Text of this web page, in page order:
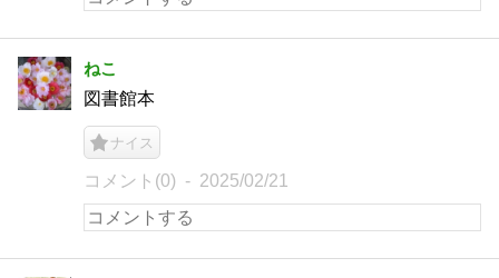
ねこ
図書館本
ナイス
コメント(0) 2025/02/21